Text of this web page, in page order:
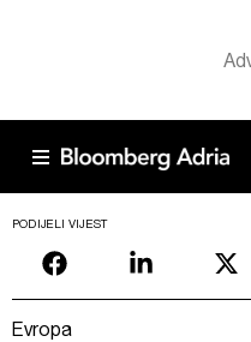
PODIJELI VIJEST
Evropa